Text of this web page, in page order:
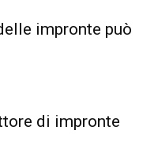
impronte può
di impronte